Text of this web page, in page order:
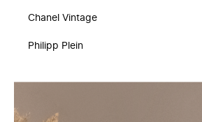
Chanel Vintage
Philipp Plein